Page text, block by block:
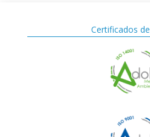
Certificados